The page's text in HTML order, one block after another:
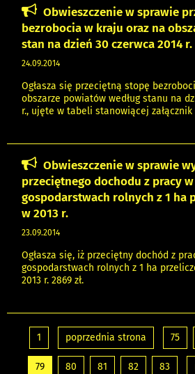
Obwieszczenie w sprawie
bezrobocia w kraju oraz na
stan na dzień 30 czerwca 2014 r.
24.09.2014
Ogłasza się przeciętną stopę
obszarze powiatów według stanu na
r., ujęte w tabeli stanowiącej
Obwieszczenie w sprawie
przeciętnego dochodu z pracy
gospodarstwach rolnych z 1 ha
w 2013 r.
23.09.2014
Ogłasza się, iż przeciętny dochód z
gospodarstwach rolnych z 1 ha
2013 r. 2869 zł.
1 poprzednia strona 75
79 80 81 82 83